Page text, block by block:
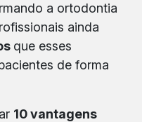
a ortodontia
ainda
que esses
de forma
10 vantagens